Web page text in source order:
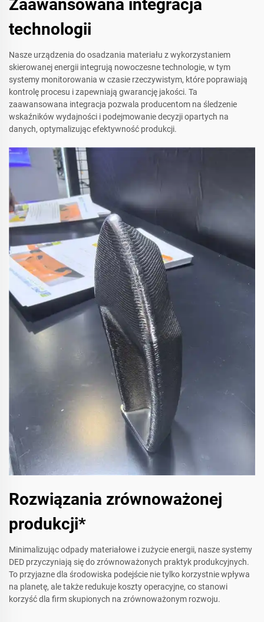
Zaawansowana integracja
technologii
Nasze urządzenia do osadzania materiału z wykorzystaniem
skierowanej energii integrują nowoczesne technologie, w tym
systemy monitorowania w czasie rzeczywistym, które poprawiają
kontrolę procesu i zapewniają gwarancję jakości. Ta
zaawansowana integracja pozwala producentom na śledzenie
wskaźników wydajności i podejmowanie decyzji opartych na
danych, optymalizując efektywność produkcji.
Rozwiązania zrównoważonej
produkcji*
Minimalizując odpady materiałowe i zużycie energii, nasze systemy
DED przyczyniają się do zrównoważonych praktyk produkcyjnych.
To przyjazne dla środowiska podejście nie tylko korzystnie wpływa
na planetę, ale także redukuje koszty operacyjne, co stanowi
korzyść dla firm skupionych na zrównoważonym rozwoju.